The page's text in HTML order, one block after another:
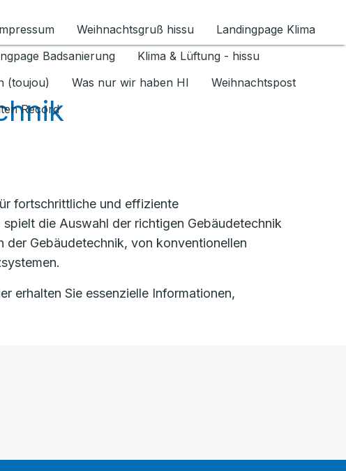
für Datenschutz 1.6.2026 umschalten
Weihnachtsgruß hissu
Landingpage Klima
Badsanierung
Klima & Lüftung - hissu
(toujou) Was nur wir haben HI
Weihnachtspost
Record
fortschrittliche und effiziente
die Auswahl der richtigen Gebäudetechnik
der Gebäudetechnik, von konventionellen
erhalten Sie essenzielle Informationen,